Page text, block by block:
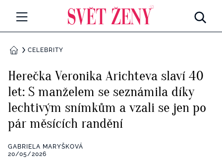
Všechny kategorie
Rozhovory
RETROHUBKY
PSYCHOLOGIE
ZDRAVÍ
DOMŮCELEBRITY
Herečka Veronika Arichteva slaví 40
let: S manželem se seznámila díky
lechtivým snímkům a vzali se jen po
pár měsících randění
GABRIELA MARYŠKOVÁ
20/05/2026